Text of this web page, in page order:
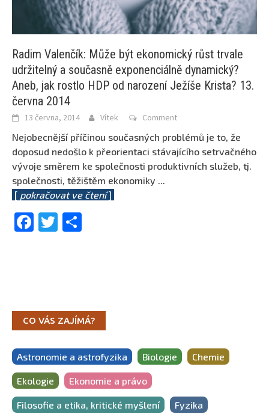
Radim Valenčík: Může být ekonomický růst trvale
udržitelný a současně exponenciálně dynamický?
Aneb, jak rostlo HDP od narození Ježíše Krista? 13.
června 2014
13 června, 2014 Vítek Comment
Nejobecnější příčinou současných problémů je to, že
doposud nedošlo k přeorientaci stávajícího setrvačného
vývoje směrem ke společnosti produktivních služeb, tj.
společnosti, těžištěm ekonomiky ...
[ pokračovat ve čtení]
Facebook
Twitter
CO VÁS ZAJÍMÁ?
Astronomie a astrofyzika Biologie Chemie
Ekologie Ekonomie a právo
Filosofie a etika, kritické myšlení Fyzika